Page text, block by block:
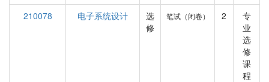
210078
电子系统设计
选
修
笔试（闭卷） 2
专
业
选
修
课
程